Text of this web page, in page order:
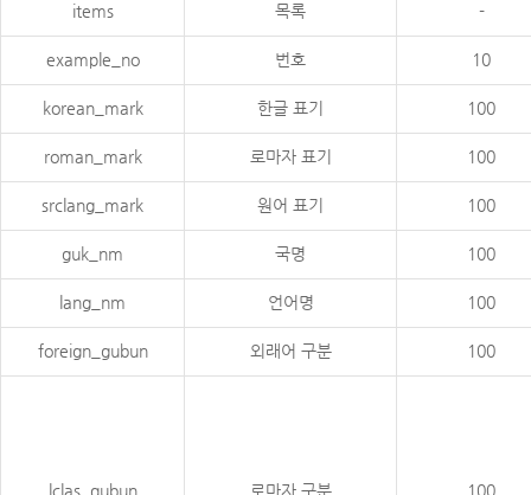
items 목록 -
example_no 번호 10
korean_mark 한글 표기 100
roman_mark 로마자 표기 100
srclang_mark 원어 표기 100
guk_nm 국명 100
lang_nm 언어명 100
foreign_gubun 외래어 구분 100
lclas_gubun 로마자 구분 100